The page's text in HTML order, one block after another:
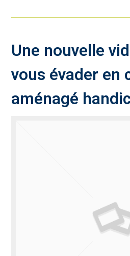
Une nouvelle
vous évader en
aménagé